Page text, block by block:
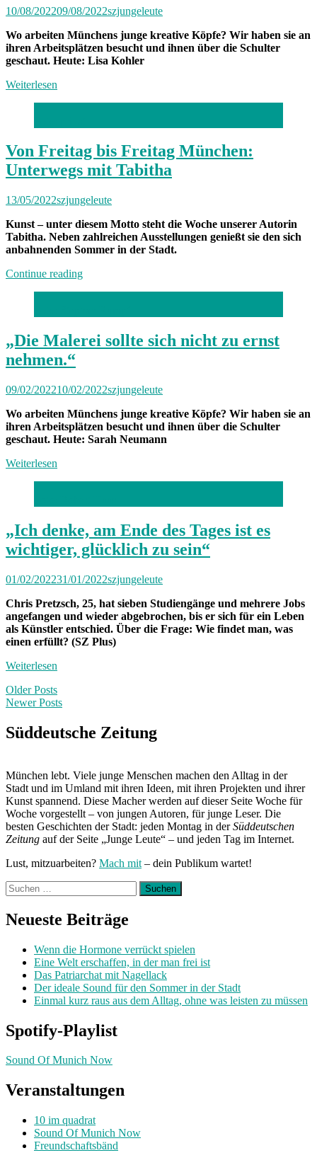
10/08/202209/08/2022szjungeleute
Wo arbeiten Münchens junge kreative Köpfe? Wir haben sie an
ihren Arbeitsplätzen besucht und ihnen über die Schulter
geschaut. Heute: Lisa Kohler
Weiterlesen
Von Freitag bis Freitag München:
Unterwegs mit Tabitha
13/05/2022szjungeleute
Kunst – unter diesem Motto steht die Woche unserer Autorin
Tabitha. Neben zahlreichen Ausstellungen genießt sie den sich
anbahnenden Sommer in der Stadt.
Continue reading„Von
Unterwegs
mit
„Die Malerei sollte sich nicht zu ernst
nehmen.“
09/02/202210/02/2022szjungeleute
Wo arbeiten Münchens junge kreative Köpfe? Wir haben sie an
ihren Arbeitsplätzen besucht und ihnen über die Schulter
geschaut. Heute: Sarah Neumann
Weiterlesen
„Ich denke, am Ende des Tages ist es
wichtiger, glücklich zu sein“
01/02/202231/01/2022szjungeleute
Chris Pretzsch, 25, hat sieben Studiengänge und mehrere Jobs
angefangen und wieder abgebrochen, bis er sich für ein Leben
als Künstler entschied. Über die Frage: Wie findet man, was
einen erfüllt? (SZ Plus)
Weiterlesen
Posts
navigation
Older Posts
Newer Posts
Süddeutsche Zeitung
München lebt. Viele junge Menschen machen den Alltag in der
Stadt und im Umland mit ihren Ideen, mit ihren Projekten und ihrer
Kunst spannend. Diese Macher werden auf dieser Seite Woche für
Woche vorgestellt – von jungen Autoren, für junge Leser. Die
besten Geschichten der Stadt: jeden Montag in derSüddeutschen
Zeitung auf der Seite „Junge Leute“ – und jeden Tag im Internet.
Lust, mitzuarbeiten? Mach mit – dein Publikum wartet!
Suchen
nach:
Neueste Beiträge
Wenn die Hormone verrückt spielen
Eine Welt erschaffen, in der man frei ist
Das Patriarchat mit Nagellack
Der ideale Sound für den Sommer in der Stadt
Einmal kurz raus aus dem Alltag, ohne was leisten zu müssen
Spotify-Playlist
Sound Of Munich Now
Veranstaltungen
10 im quadrat
Sound Of Munich Now
Freundschaftsbänd